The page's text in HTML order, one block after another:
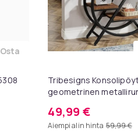
Lisää Kaukosäädin LG TV
Osta
Tribesigns
geometrinen
sohvapöytä
49,99 €
Aiempi alin hinta 59,99 €